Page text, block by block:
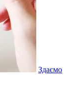
Здаємо